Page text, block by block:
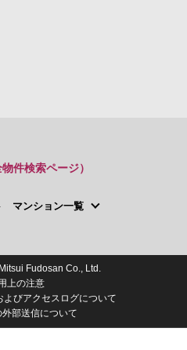
件検索ページ）
マンション一覧
Fudosan Co., Ltd.
上の注意
びアクセスログについて
部送信について